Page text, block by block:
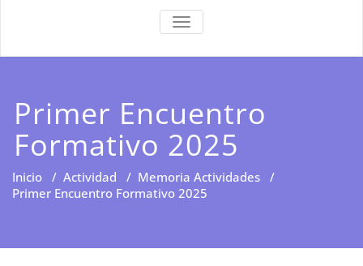
ALTERNAR
LA
Primer Encuentro
Formativo 2025
Inicio / Actividad / Memoria Actividades /
Primer Encuentro Formativo 2025